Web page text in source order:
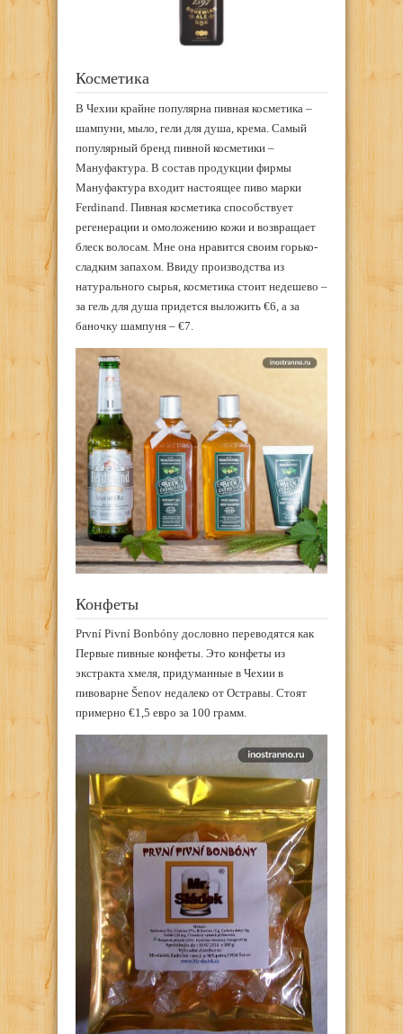
Косметика
В Чехии крайне популярна пивная косметика –
шампуни, мыло, гели для душа, крема. Самый
популярный бренд пивной косметики –
Мануфактура. В состав продукции фирмы
Мануфактура входит настоящее пиво марки
Ferdinand. Пивная косметика способствует
регенерации и омоложению кожи и возвращает
блеск волосам. Мне она нравится своим горько-
сладким запахом. Ввиду производства из
натурального сырья, косметика стоит недешево –
за гель для душа придется выложить €6, а за
баночку шампуня – €7.
Конфеты
První Pivní Bonbóny дословно переводятся как
Первые пивные конфеты. Это конфеты из
экстракта хмеля, придуманные в Чехии в
пивоварне Šenov недалеко от Остравы. Стоят
примерно €1,5 евро за 100 грамм.